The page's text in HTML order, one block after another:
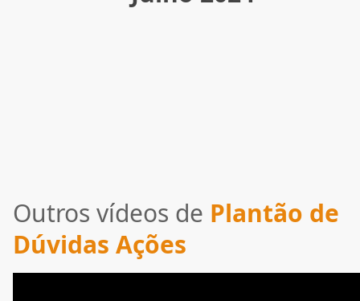
Outros vídeos de Plantão de
Dúvidas Ações